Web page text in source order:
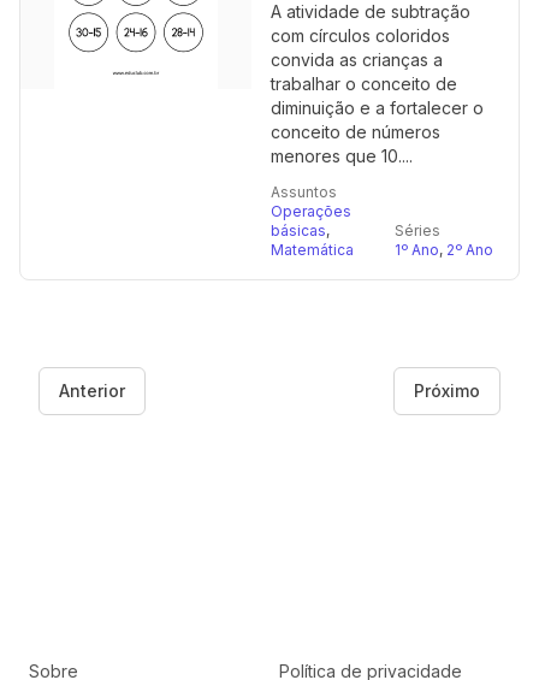
A atividade de subtração
com círculos coloridos
convida as crianças a
trabalhar o conceito de
diminuição e a fortalecer o
conceito de números
menores que 10....
Assuntos
Operações
básicas,
Matemática
Séries
1º Ano, 2º Ano
Anterior Próximo
Sobre Política de privacidade